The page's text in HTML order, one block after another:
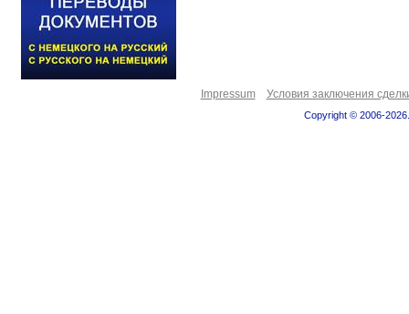
Impressum Условия заключения
Copyright © 2006-